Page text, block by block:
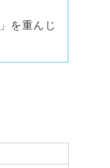
を重んじ